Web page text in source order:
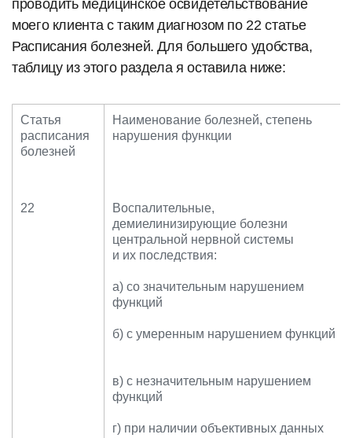
проводить медицинское освидетельствование
моего клиента с таким диагнозом по 22 статье
Расписания болезней. Для большего удобства,
таблицу из этого раздела я оставила ниже:
Статья
расписания
болезней
Наименование болезней, степень
нарушения функции
22
Воспалительные,
демиелинизирующие болезни
центральной нервной системы
и их последствия:
а) со значительным нарушением
функций
б) с умеренным нарушением функций
в) с незначительным нарушением
функций
г) при наличии объективных данных